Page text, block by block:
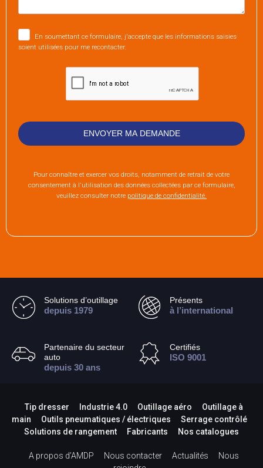
En soumettant ce formulaire, j'accepte que les informations saisies
soient utilisées pour me recontacter.
Pour connaître et exercer vos droits, notamment de retrait de votre
consentement à l'utilisation des données collectées par ce formulaire,
veuillez consulter notre politique de confidentialité.
Solutions d’outillage
depuis 1979
Présents
à l’international
Partenaire du secteur
auto
depuis 30 ans
Certifiés
ISO 9001
Tip dresser Industrie 4.0 Outillage aéro
Outillage à
main
Outils pneumatiques / électriques
Serrage contrôlé
Solutions de rangement
Fabricants Nos catalogues
A propos d’AMDP Nous contacter Actualités
Nous